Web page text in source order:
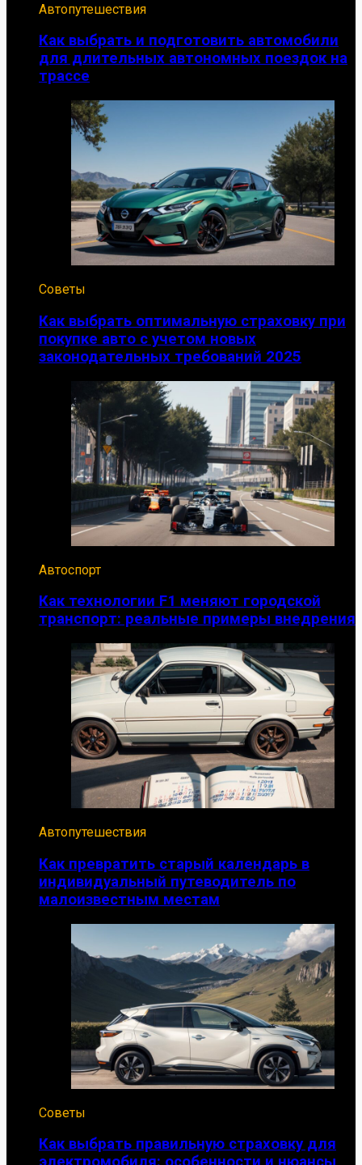
Автопутешествия
Как выбрать и подготовить автомобили
для длительных автономных поездок на
трассе
Советы
Как выбрать оптимальную страховку при
покупке авто с учетом новых
законодательных требований 2025
Автоспорт
Как технологии F1 меняют городской
транспорт: реальные примеры внедрения
Автопутешествия
Как превратить старый календарь в
индивидуальный путеводитель по
малоизвестным местам
Советы
Как выбрать правильную страховку для